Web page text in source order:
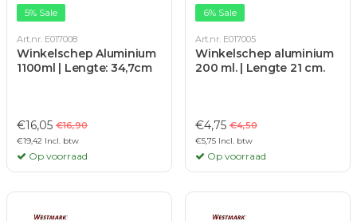
5% Sale
Art.nr. E017008
Winkelschep Aluminium
1100ml | Lengte: 34,7cm
€16,05 €16,90
€19,42 Incl. btw
Op voorraad
6% Sale
Art.nr. E017005
Winkelschep aluminium
200 ml. | Lengte 21 cm.
€4,75 €4,50
€5,75 Incl. btw
Op voorraad